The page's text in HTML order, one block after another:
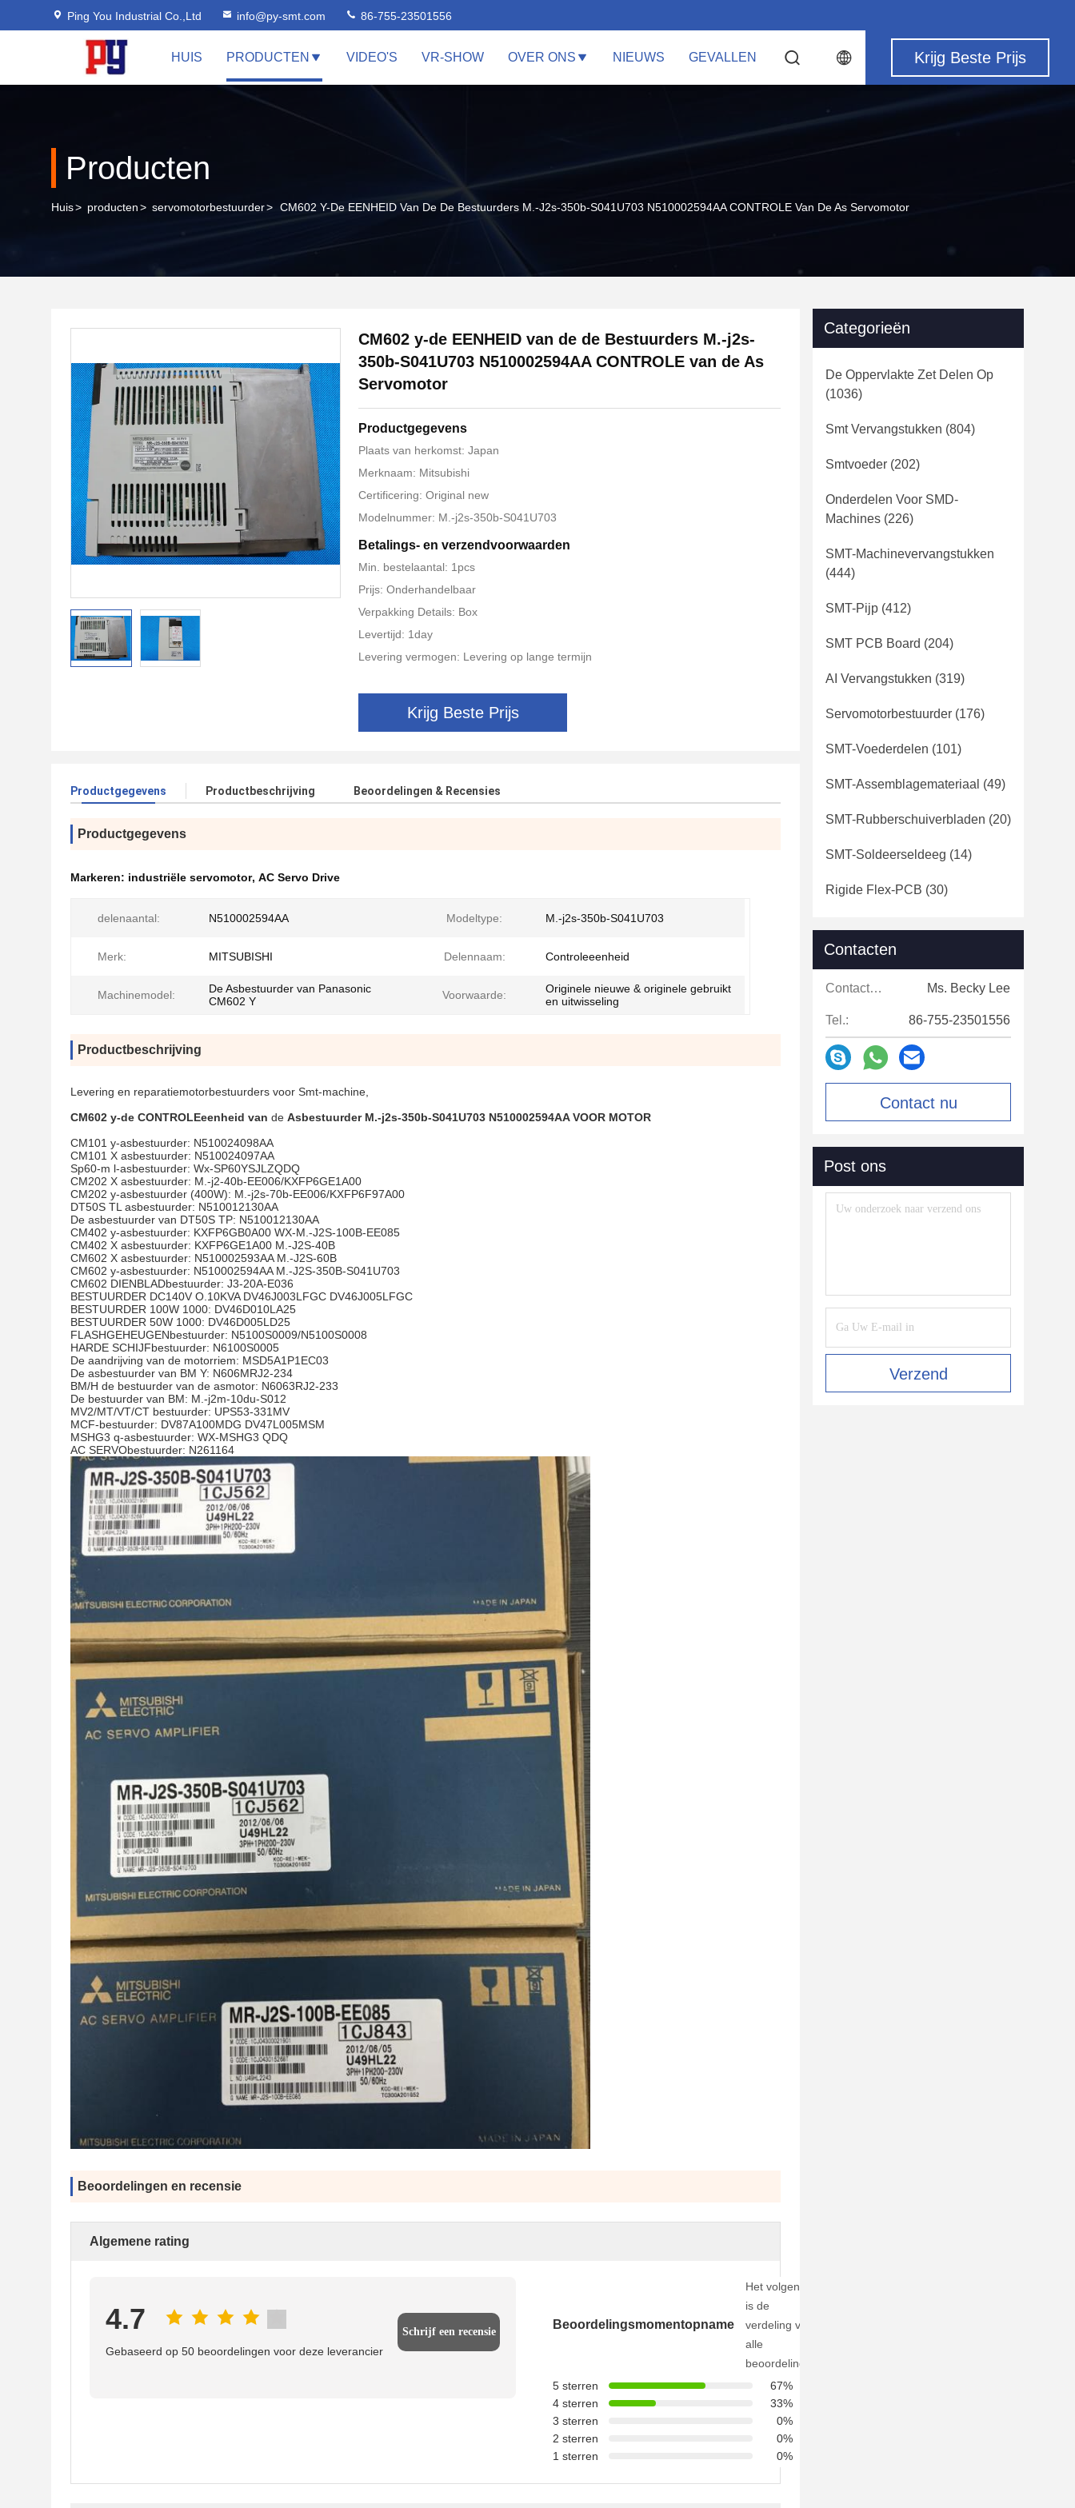
Ping You Industrial Co.,Ltd info@py-smt.com 86-755-23501556
HUIS PRODUCTEN VIDEO'S VR-SHOW OVER ONS NIEUWS GEVALLEN Krijg Beste Prijs
Producten
Huis> producten> servomotorbestuurder> CM602 Y-De EENHEID Van De De Bestuurders M.-J2s-350b-S041U703 N510002594AA CONTROLE Van De As Servomotor
CM602 y-de EENHEID van de de Bestuurders M.-j2s-
350b-S041U703 N510002594AA CONTROLE van de As
Servomotor
Productgegevens
Plaats van herkomst: Japan
Merknaam: Mitsubishi
Certificering: Original new
Modelnummer: M.-j2s-350b-S041U703
Betalings- en verzendvoorwaarden
Min. bestelaantal: 1pcs
Prijs: Onderhandelbaar
Verpakking Details: Box
Levertijd: 1day
Levering vermogen: Levering op lange termijn
Krijg Beste Prijs
Productgegevens Productbeschrijving Beoordelingen & Recensies
Productgegevens
Markeren: industriële servomotor, AC Servo Drive
delenaantal: N510002594AA Modeltype: M.-j2s-350b-S041U703
Merk: MITSUBISHI Delennaam: Controleeenheid
Machinemodel:
De Asbestuurder van Panasonic
CM602 Y
Voorwaarde:
Originele nieuwe & originele gebruikt
en uitwisseling
Productbeschrijving
Levering en reparatiemotorbestuurders voor Smt-machine,
CM602 y-de CONTROLEeenheid van de Asbestuurder M.-j2s-350b-S041U703 N510002594AA VOOR MOTOR
CM101 y-asbestuurder: N510024098AA
CM101 X asbestuurder: N510024097AA
Sp60-m l-asbestuurder: Wx-SP60YSJLZQDQ
CM202 X asbestuurder: M.-j2-40b-EE006/KXFP6GE1A00
CM202 y-asbestuurder (400W): M.-j2s-70b-EE006/KXFP6F97A00
DT50S TL asbestuurder: N510012130AA
De asbestuurder van DT50S TP: N510012130AA
CM402 y-asbestuurder: KXFP6GB0A00 WX-M.-J2S-100B-EE085
CM402 X asbestuurder: KXFP6GE1A00 M.-J2S-40B
CM602 X asbestuurder: N510002593AA M.-J2S-60B
CM602 y-asbestuurder: N510002594AA M.-J2S-350B-S041U703
CM602 DIENBLADbestuurder: J3-20A-E036
BESTUURDER DC140V O.10KVA DV46J003LFGC DV46J005LFGC
BESTUURDER 100W 1000: DV46D010LA25
BESTUURDER 50W 1000: DV46D005LD25
FLASHGEHEUGENbestuurder: N5100S0009/N5100S0008
HARDE SCHIJFbestuurder: N6100S0005
De aandrijving van de motorriem: MSD5A1P1EC03
De asbestuurder van BM Y: N606MRJ2-234
BM/H de bestuurder van de asmotor: N6063RJ2-233
De bestuurder van BM: M.-j2m-10du-S012
MV2/MT/VT/CT bestuurder: UPS53-331MV
MCF-bestuurder: DV87A100MDG DV47L005MSM
MSHG3 q-asbestuurder: WX-MSHG3 QDQ
AC SERVObestuurder: N261164
Beoordelingen en recensie
Algemene rating
4.7
Gebaseerd op 50 beoordelingen voor deze leverancier
Schrijf een recensie
Beoordelingsmomentopname
Het volgende
is de
verdeling van
alle
beoordelingen
5 sterren
67%
4 sterren
33%
3 sterren
0%
2 sterren
0%
1 sterren
0%
Categorieën
De Oppervlakte Zet Delen Op
(1036)
Smt Vervangstukken (804)
Smtvoeder (202)
Onderdelen Voor SMD-
Machines (226)
SMT-Machinevervangstukken
(444)
SMT-Pijp (412)
SMT PCB Board (204)
AI Vervangstukken (319)
Servomotorbestuurder (176)
SMT-Voederdelen (101)
SMT-Assemblagemateriaal (49)
SMT-Rubberschuiverbladen (20)
SMT-Soldeerseldeeg (14)
Rigide Flex-PCB (30)
Contacten
Contacten: Ms. Becky Lee
Tel.: 86-755-23501556
Contact nu
Post ons
Verzend